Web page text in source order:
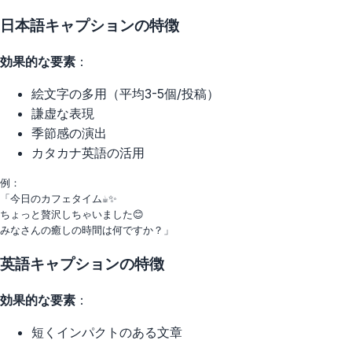
日本語キャプションの特徴
効果的な要素 ：
絵文字の多用（平均3-5個/投稿）
謙虚な表現
季節感の演出
カタカナ英語の活用
例：
「今日のカフェタイム☕️✨
ちょっと贅沢しちゃいました😊
英語キャプションの特徴
効果的な要素 ：
短くインパクトのある文章